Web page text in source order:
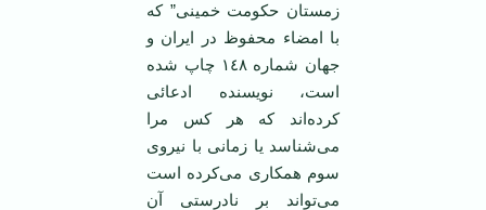
زمستان حکومت خمینی” که
با امضاء محفوظ در ایران و
جهان شماره ١٤٨ چاپ شده
است، نویسنده ادعائی
کرده‌اند که هر کس مرا
می‌شناسد یا زمانی با نیروی
سوم همکاری می‌کرده است
می‌تواند بر نادرستی آن